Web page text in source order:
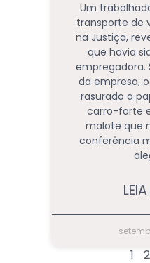
Um
transporte de
na Justiça,
que havia
empregadora.
da empresa,
rasurado a
carro-forte
malote que
conferência
1 2